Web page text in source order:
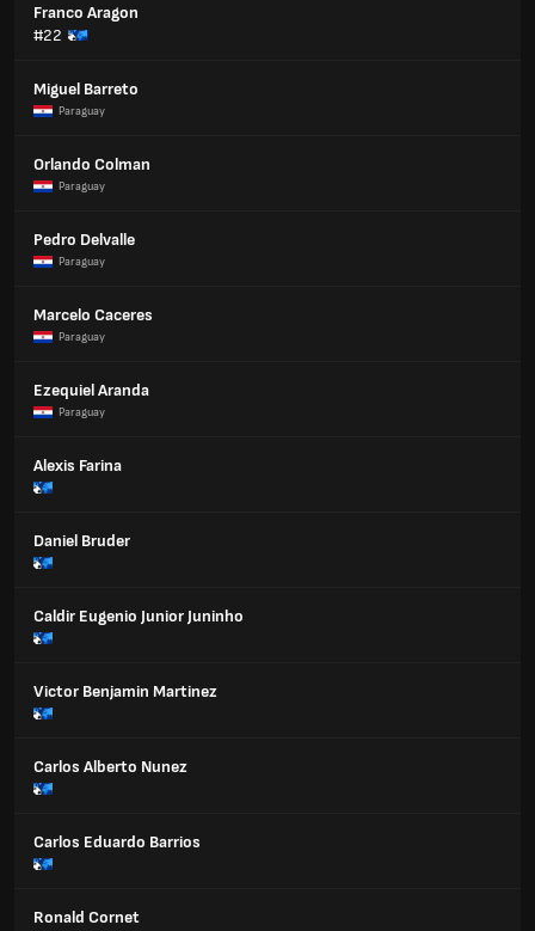
Franco Aragon
#22
Miguel Barreto
Paraguay
Orlando Colman
Paraguay
Pedro Delvalle
Paraguay
Marcelo Caceres
Paraguay
Ezequiel Aranda
Paraguay
Alexis Farina
Daniel Bruder
Caldir Eugenio Junior Juninho
Victor Benjamin Martinez
Carlos Alberto Nunez
Carlos Eduardo Barrios
Ronald Cornet